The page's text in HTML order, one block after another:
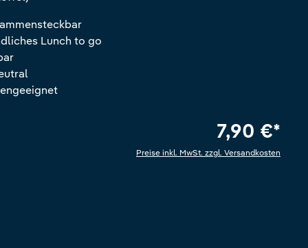
Lunch to go
7,90 €*
Preise inkl. MwSt. zzgl. Versandkosten